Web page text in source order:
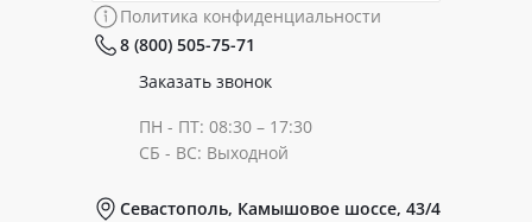
Политика конфиденциальности
8 (800) 505-75-71
Заказать звонок
ПН - ПТ: 08:30 – 17:30
СБ - ВС: Выходной
Севастополь, Камышовое шоссе, 43/4